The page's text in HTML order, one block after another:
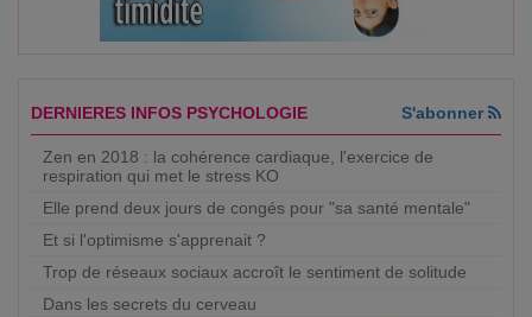
DERNIERES INFOS PSYCHOLOGIE S'abonner
Zen en 2018 : la cohérence cardiaque, l'exercice de
respiration qui met le stress KO
Elle prend deux jours de congés pour "sa santé mentale"
Et si l'optimisme s'apprenait ?
Trop de réseaux sociaux accroît le sentiment de solitude
Dans les secrets du cerveau